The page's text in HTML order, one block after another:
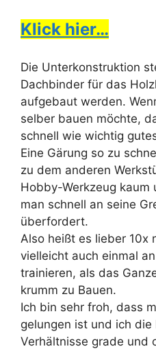
Klick hier…
Die Unterkonstruktion
Dachbinder für das
aufgebaut werden.
selber bauen möchte,
schnell wie wichtig
Eine Gärung so zu
zu dem anderen
Hobby-Werkzeug kaum
man schnell an seine
überfordert.
Also heißt es lieber 10x
vielleicht auch einmal
trainieren, als das
krumm zu Bauen.
Ich bin sehr froh, dass
gelungen ist und ich die
Verhältnisse grade und